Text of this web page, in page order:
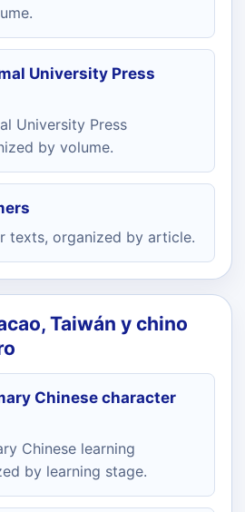
University Press
University Press
by volume.
texts, organized by article.
Taiwán y chino
Chinese character
Chinese learning
by learning stage.